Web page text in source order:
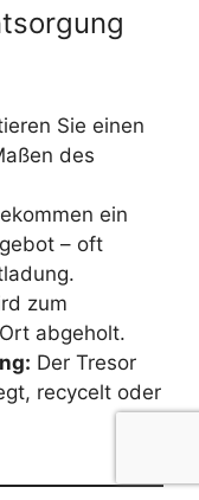
Sie einen
des
ein
– oft
zum
abgeholt.
Der Tresor
recycelt oder